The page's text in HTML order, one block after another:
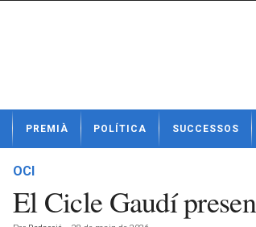
t
PREMIÀ POLÍTICA SUCCESSOS
OCI
El Cicle Gaudí